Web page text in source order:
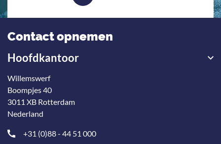
Contact opnemen
Hoofdkantoor
Willemswerf
Boompjes 40
3011 XB Rotterdam
Nederland
+31 (0)88 - 44 51 000